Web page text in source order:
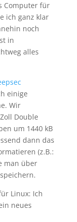
Computer für
ich ganz klar
noch
in
alles
einige
Wir
Double
um 1440 kB
dann das
(z.B.:
man über
Linux: Ich
neues